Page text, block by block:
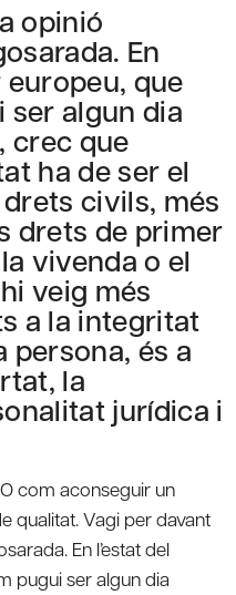
opinió
En
europeu, que
ser algun dia
crec que
ha de ser el
civils, més
drets de primer
vivenda o el
veig més
a la integritat
persona, és a
la
jurídica i
com aconseguir un
qualitat. Vagi per davant
En l’estat del
pugui ser algun dia